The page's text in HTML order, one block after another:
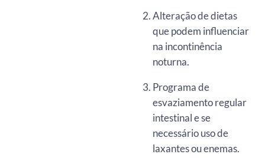
Alteração de dietas
que podem influenciar
na incontinência
noturna.
Programa de
esvaziamento regular
intestinal e se
necessário uso de
laxantes ou enemas.